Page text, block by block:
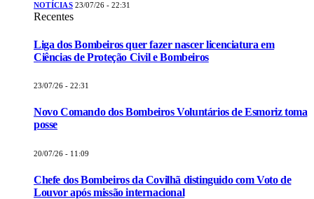
NOTÍCIAS 23/07/26 - 22:31
Recentes
Liga dos Bombeiros quer fazer nascer licenciatura em
Ciências de Proteção Civil e Bombeiros
23/07/26 - 22:31
Novo Comando dos Bombeiros Voluntários de Esmoriz toma
posse
20/07/26 - 11:09
Chefe dos Bombeiros da Covilhã distinguido com Voto de
Louvor após missão internacional